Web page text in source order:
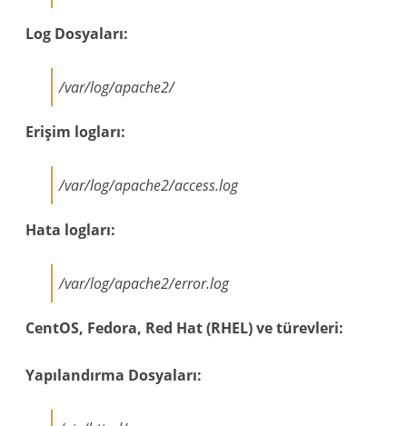
Log Dosyaları:
/var/log/apache2/
Erişim logları:
/var/log/apache2/access.log
Hata logları:
/var/log/apache2/error.log
CentOS, Fedora, Red Hat (RHEL) ve türevleri:
Yapılandırma Dosyaları: